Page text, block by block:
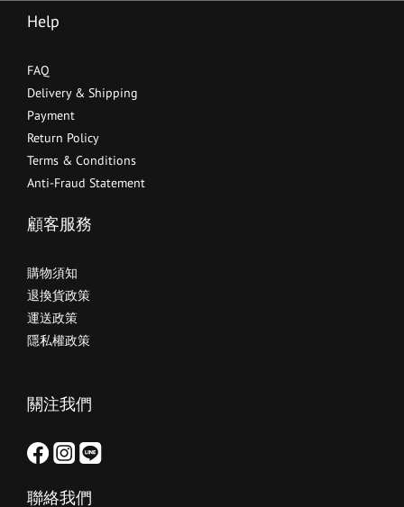
Help
FAQ
Delivery & Shipping
Payment
Return Policy
Terms & Conditions
Anti-Fraud Statement
顧客服務
購物須知
退換貨政策
運送政策
隱私權政策
關注我們
聯絡我們